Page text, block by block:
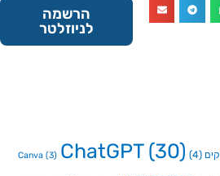
הרשמה
לניוזלטר
Canva(3) ChatGPT(30)